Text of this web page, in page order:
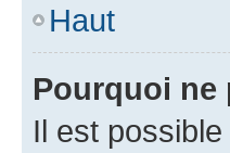
Haut
Pourquoi ne
Il est